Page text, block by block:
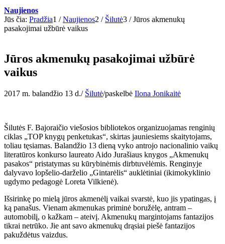
Naujienos
Jūs čia: Pradžia1 / Naujienos2 / Šilutė3 / Jūros akmenukų
pasakojimai užbūrė vaikus
Jūros akmenukų pasakojimai užbūrė
vaikus
2017 m. balandžio 13 d./ Šilutė/paskelbė Ilona Jonikaitė
Šilutės F. Bajoraičio viešosios bibliotekos organizuojamas renginių
ciklas „TOP knygų penketukas“, skirtas jauniesiems skaitytojams,
toliau tęsiamas. Balandžio 13 dieną vyko antrojo nacionalinio vaikų
literatūros konkurso laureato Aido Jurašiaus knygos „Akmenukų
pasakos“ pristatymas su kūrybinėmis dirbtuvėlėmis. Renginyje
dalyvavo lopšelio-darželio „Gintarėlis“ auklėtiniai (ikimokyklinio
ugdymo pedagogė Loreta Vilkienė).
Išsirinkę po mielą jūros akmenėlį vaikai svarstė, kuo jis ypatingas, į
ką panašus. Vienam akmenukas priminė boružėlę, antram –
automobilį, o kažkam – ateivį. Akmenukų margintojams fantazijos
tikrai netrūko. Jie ant savo akmenukų drąsiai piešė fantazijos
pakuždėtus vaizdus.